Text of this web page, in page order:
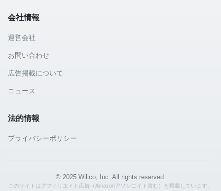
会社情報
運営会社
お問い合わせ
広告掲載について
ニュース
法的情報
プライバシーポリシー
© 2025 Wilico, Inc. All rights reserved.
このサイトはアフィリエイト広告（Amazonアソシエイト含む）を掲載しています。